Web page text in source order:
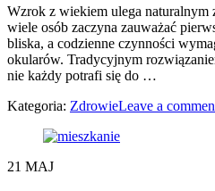
Wzrok z wiekiem ulega naturalnym
wiele osób zaczyna zauważać
bliska, a codzienne czynności
okularów. Tradycyjnym
nie każdy potrafi się do …
Kategoria: ZdrowieLeave a
21 MAJ